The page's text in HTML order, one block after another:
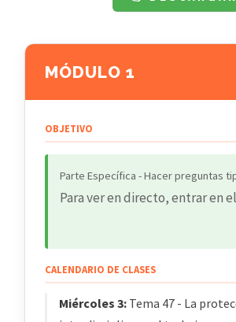
MÓDULO 1
OBJETIVO
Parte Específica - Hacer preguntas
Para ver en directo, entrar en el
CALENDARIO DE CLASES
Miércoles 3: Tema 47 - La